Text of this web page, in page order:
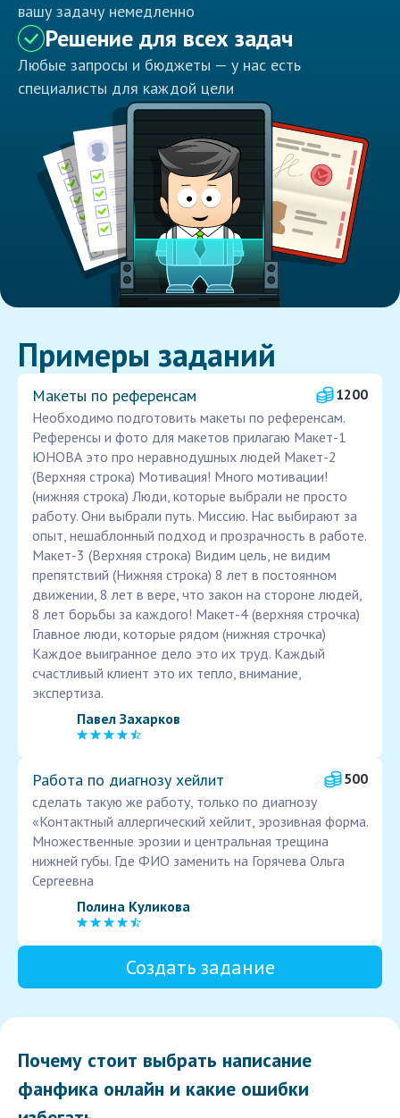
вашу задачу немедленно
Решение для всех задач
Любые запросы и бюджеты — у нас есть
специалисты для каждой цели
Примеры заданий
Макеты по референсам
1200
Необходимо подготовить макеты по референсам.
Референсы и фото для макетов прилагаю Макет-1
ЮНОВА это про неравнодушных людей Макет-2
(Верхняя строка) Мотивация! Много мотивации!
(нижняя строка) Люди, которые выбрали не просто
работу. Они выбрали путь. Миссию. Нас выбирают за
опыт, нешаблонный подход и прозрачность в работе.
Макет-3 (Верхняя строка) Видим цель, не видим
препятствий (Нижняя строка) 8 лет в постоянном
движении, 8 лет в вере, что закон на стороне людей,
8 лет борьбы за каждого! Макет-4 (верхняя строчка)
Главное люди, которые рядом (нижняя строчка)
Каждое выигранное дело это их труд. Каждый
счастливый клиент это их тепло, внимание,
экспертиза.
Павел Захарков
Работа по диагнозу хейлит
500
сделать такую же работу, только по диагнозу
«Контактный аллергический хейлит, эрозивная форма.
Множественные эрозии и центральная трещина
нижней губы. Где ФИО заменить на Горячева Ольга
Сергеевна
Полина Куликова
Создать задание
Почему стоит выбрать написание
фанфика онлайн и какие ошибки